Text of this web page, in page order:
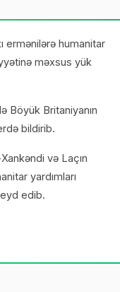
ermənilərə humanitar
məxsus yük
Böyük Britaniyanın
bildirib.
və Laçın
yardımları
edib.